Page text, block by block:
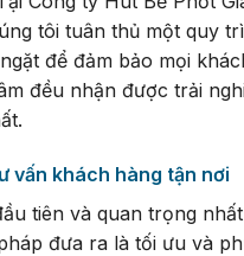
tôi tuân thủ một quy
để đảm bảo mọi
đều nhận được trải
vấn khách hàng tận nơi
tiên và quan trọng
đưa ra là tối ưu và